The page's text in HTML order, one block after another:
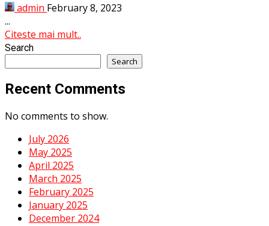
admin February 8, 2023
...
Citeste mai mult..
Search
Search
Recent Comments
No comments to show.
July 2026
May 2025
April 2025
March 2025
February 2025
January 2025
December 2024